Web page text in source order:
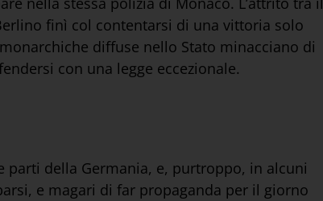
finì col contentarsi di una vittoria solo
diffuse nello Stato minacciano di
con una legge eccezionale.
della Germania, e, purtroppo, in alcuni
e magari di far propaganda per il giorno